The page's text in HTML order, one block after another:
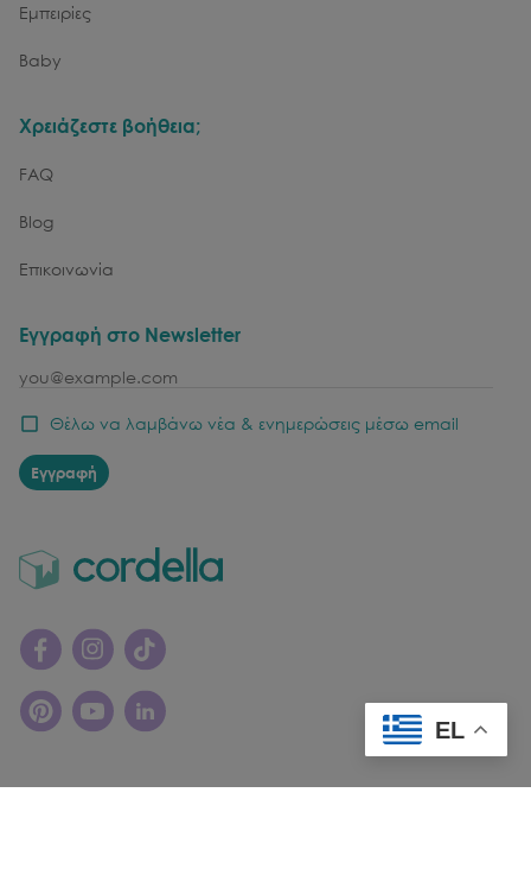
Εμπειρίες
Baby
Χρειάζεστε βοήθεια;
FAQ
Blog
Επικοινωνία
Εγγραφή στο Newsletter
email
Θέλω να λαμβάνω νέα & ενημερώσεις μέσω email
Εγγραφή
EL